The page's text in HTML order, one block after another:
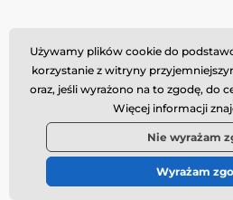
Momanio s.r.o., Okružní 361/
VAT: CZ09604707,
© 2026 www.momanio.pl ⦁
Używamy plików cookie do
korzystanie z witryny
oraz, jeśli wyrażono na to zgodę, do
Więcej informacji
Nie wyrażam
Wyrażam